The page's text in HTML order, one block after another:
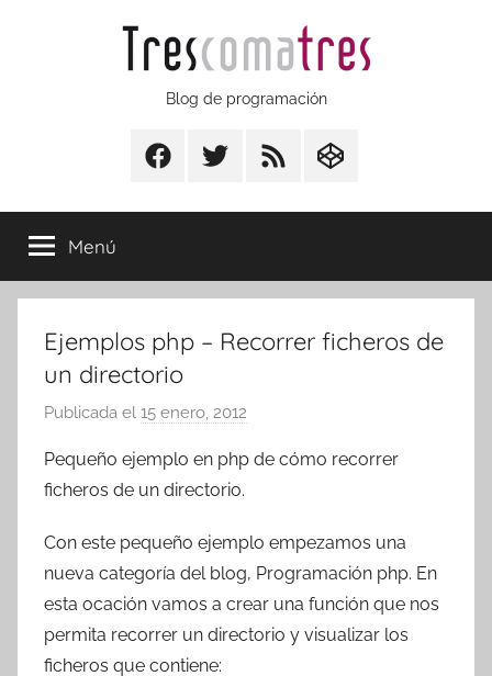
Trescomatres
Blog de programación
FacebookTwitter RSS CodepenIO
Menú
Ejemplos php – Recorrer ficheros de
un directorio
Publicada el 15 enero, 2012
r
s
c
o
Pequeño ejemplo en php de cómo recorrer
ficheros de un directorio.
Con este pequeño ejemplo empezamos una
nueva categoría del blog, Programación php. En
esta ocación vamos a crear una función que nos
permita recorrer un directorio y visualizar los
ficheros que contiene: